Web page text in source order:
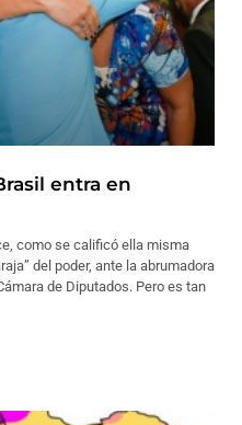
entra en
como se calificó ella misma
del poder, ante la abrumadora
de Diputados. Pero es tan